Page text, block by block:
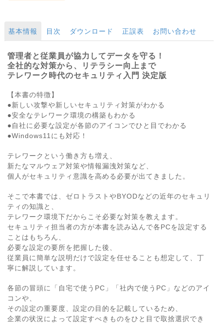
基本情報 目次 ダウンロード 正誤表 お問い合わせ
管理者と従業員が協力してデータを守る！
全社的な対策から、リテラシー向上まで
テレワーク時代のセキュリティ入門 決定版
【本書の特徴】
●新しい攻撃や新しいセキュリティ対策がわかる
●安全なテレワーク環境の構築もわかる
●自社に必要な設定が各節のアイコンでひと目でわかる
●Windows11にも対応！
テレワークという働き方も増え、
新たなマルウェア対策や情報漏洩対策など、
個人がセキュリティ意識を高める必要が出てきました。
そこで本書では、ゼロトラストやBYODなどの近年のセキュリ
ティの知識と、
テレワーク環境下だからこそ必要な対策を教えます。
セキュリティ担当者の方が本書を読み込んで各PCを設定する
ことはもちろん、
必要な設定の要所を把握した後、
従業員に簡単な説明だけで設定を任せることも想定して、丁
寧に解説しています。
各節の冒頭に「自宅で使うPC」「社内で使うPC」などのアイ
コンや、
その設定の重要度、設定の目的を記載しているため、
企業の状況によって設定すべきものをひと目で取捨選択でき